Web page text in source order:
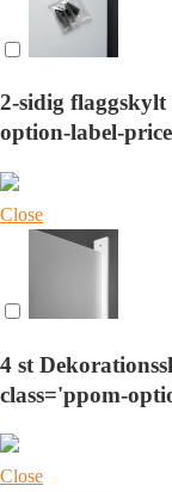
2-sidig flaggskylt
option-label-
Close
4 st
class='ppom-
Close